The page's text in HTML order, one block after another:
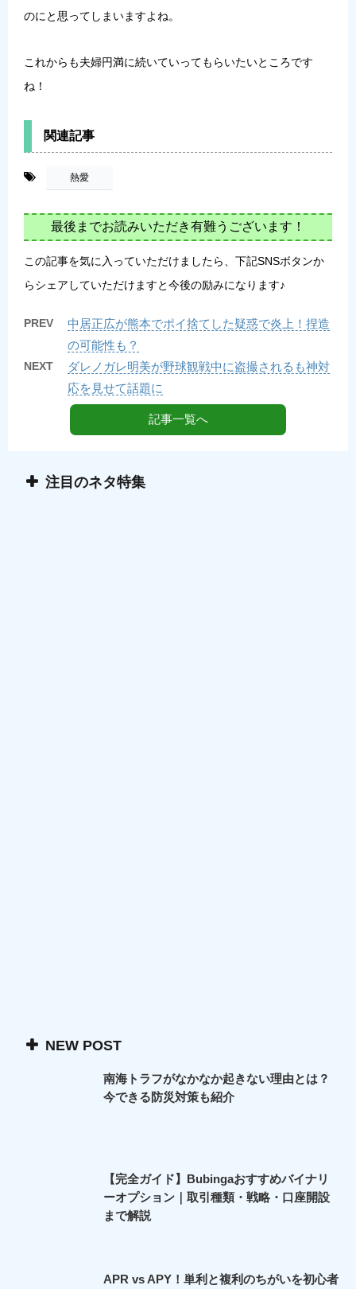
のにと思ってしまいますよね。
これからも夫婦円満に続いていってもらいたいところです
ね！
関連記事
熱愛
最後までお読みいただき有難うございます！
この記事を気に入っていただけましたら、下記SNSボタンか
らシェアしていただけますと今後の励みになります♪
PREV
中居正広が熊本でポイ捨てした疑惑で炎上！捏造
の可能性も？
NEXT
ダレノガレ明美が野球観戦中に盗撮されるも神対
応を見せて話題に
記事一覧へ
注目のネタ特集
NEW POST
南海トラフがなかなか起きない理由とは？
今できる防災対策も紹介
【完全ガイド】Bubingaおすすめバイナリ
ーオプション｜取引種類・戦略・口座開設
まで解説
APR vs APY！単利と複利のちがいを初心者